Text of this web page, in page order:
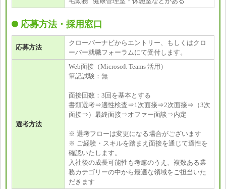
応募方法・採用窓口
応募方法
クローバーナビからエントリー、もしくはクロ
ーバー就職フォーラムにて受付します。
選考方法
Web面接（Microsoft Teams 活用）
筆記試験：無
面接回数：3回を基本とする
書類選考⇒適性検査⇒1次面接⇒2次面接⇒（3次
面接⇒）最終面接⇒オファー面談⇒内定
※ 選考フローは変更になる場合がございます
※ ご経験・スキルを踏まえ面接を通じて適性を
確認いたします。
入社後の成長可能性も考慮のうえ、複数ある業
務カテゴリーの中から最適な領域をご担当いた
だきます